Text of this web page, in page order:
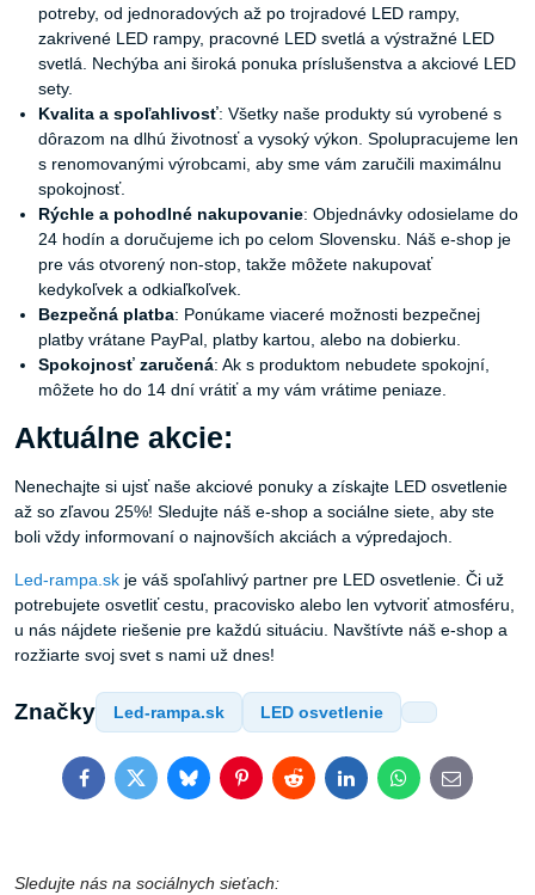
potreby, od jednoradových až po trojradové LED rampy,
zakrivené LED rampy, pracovné LED svetlá a výstražné LED
svetlá. Nechýba ani široká ponuka príslušenstva a akciové LED
sety.
Kvalita a spoľahlivosť: Všetky naše produkty sú vyrobené s
dôrazom na dlhú životnosť a vysoký výkon. Spolupracujeme len
s renomovanými výrobcami, aby sme vám zaručili maximálnu
spokojnosť.
Rýchle a pohodlné nakupovanie: Objednávky odosielame do
24 hodín a doručujeme ich po celom Slovensku. Náš e-shop je
pre vás otvorený non-stop, takže môžete nakupovať
kedykoľvek a odkiaľkoľvek.
Bezpečná platba: Ponúkame viaceré možnosti bezpečnej
platby vrátane PayPal, platby kartou, alebo na dobierku.
Spokojnosť zaručená: Ak s produktom nebudete spokojní,
môžete ho do 14 dní vrátiť a my vám vrátime peniaze.
Aktuálne akcie:
Nenechajte si ujsť naše akciové ponuky a získajte LED osvetlenie
až so zľavou 25%! Sledujte náš e-shop a sociálne siete, aby ste
boli vždy informovaní o najnovších akciách a výpredajoch.
Led-rampa.sk je váš spoľahlivý partner pre LED osvetlenie. Či už
potrebujete osvetliť cestu, pracovisko alebo len vytvoriť atmosféru,
u nás nájdete riešenie pre každú situáciu. Navštívte náš e-shop a
rozžiarte svoj svet s nami už dnes!
Značky Led-rampa.sk LED osvetlenie
FacebookTwitterBlueskyPinterestRedditLinkedInWhatsApp
E-
mail
Sledujte nás na sociálnych sieťach: